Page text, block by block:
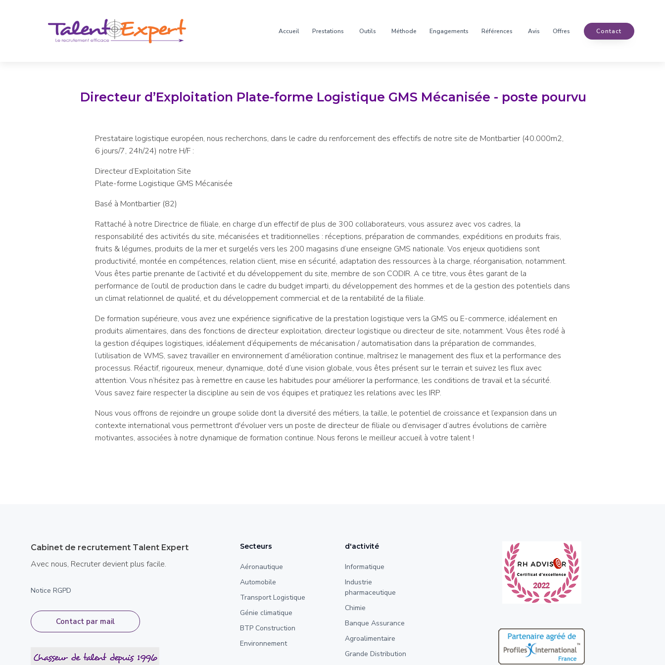
Accueil Prestations Outils Méthode Engagements Références Avis Offres Contact
Directeur d’Exploitation Plate-forme Logistique GMS Mécanisée - poste pourvu
Prestataire logistique européen, nous recherchons, dans le cadre du renforcement des effectifs de notre site de Montbartier (40.000m2,
6 jours/7, 24h/24) notre H/F :
Directeur d’Exploitation Site
Plate-forme Logistique GMS Mécanisée
Basé à Montbartier (82)
Rattaché à notre Directrice de filiale, en charge d’un effectif de plus de 300 collaborateurs, vous assurez avec vos cadres, la
responsabilité des activités du site, mécanisées et traditionnelles : réceptions, préparation de commandes, expéditions en produits frais,
fruits & légumes, produits de la mer et surgelés vers les 200 magasins d’une enseigne GMS nationale. Vos enjeux quotidiens sont
productivité, montée en compétences, relation client, mise en sécurité, adaptation des ressources à la charge, réorganisation, notamment.
Vous êtes partie prenante de l’activité et du développement du site, membre de son CODIR. A ce titre, vous êtes garant de la
performance de l’outil de production dans le cadre du budget imparti, du développement des hommes et de la gestion des potentiels dans
un climat relationnel de qualité, et du développement commercial et de la rentabilité de la filiale.
De formation supérieure, vous avez une expérience significative de la prestation logistique vers la GMS ou E-commerce, idéalement en
produits alimentaires, dans des fonctions de directeur exploitation, directeur logistique ou directeur de site, notamment. Vous êtes rodé à
la gestion d’équipes logistiques, idéalement d’équipements de mécanisation / automatisation dans la préparation de commandes,
l’utilisation de WMS, savez travailler en environnement d’amélioration continue, maîtrisez le management des flux et la performance des
processus. Réactif, rigoureux, meneur, dynamique, doté d’une vision globale, vous êtes présent sur le terrain et suivez les flux avec
attention. Vous n’hésitez pas à remettre en cause les habitudes pour améliorer la performance, les conditions de travail et la sécurité.
Vous savez faire respecter la discipline au sein de vos équipes et pratiquez les relations avec les IRP.
Nous vous offrons de rejoindre un groupe solide dont la diversité des métiers, la taille, le potentiel de croissance et l’expansion dans un
contexte international vous permettront d'évoluer vers un poste de directeur de filiale ou d’envisager d’autres évolutions de carrière
motivantes, associées à notre dynamique de formation continue. Nous ferons le meilleur accueil à votre talent !
Cabinet de recrutement Talent Expert
Avec nous, Recruter devient plus facile.
Notice RGPD
Contact par mail
Secteurs
Aéronautique
Automobile
Transport Logistique
Génie climatique
BTP Construction
Environnement
d'activité
Informatique
Industrie
pharmaceutique
Chimie
Banque Assurance
Agroalimentaire
Grande Distribution